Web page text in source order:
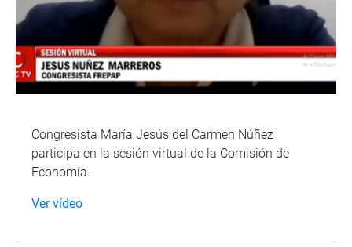
Congresista María Jesús del Carmen Núñez
participa en la sesión virtual de la Comisión de
Economía.
Ver vídeo